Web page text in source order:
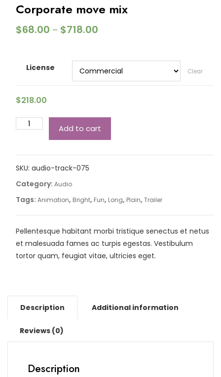
Corporate move mix
$68.00 – $718.00
License Clear
$218.00
Add to cart
SKU: audio-track-075
Category: Audio
Tags: Animation, Bright, Fun, Long, Plain, Trailer
Pellentesque habitant morbi tristique senectus et netus
et malesuada fames ac turpis egestas. Vestibulum
tortor quam, feugiat vitae, ultricies eget.
Description Additional information
Reviews (0)
Description